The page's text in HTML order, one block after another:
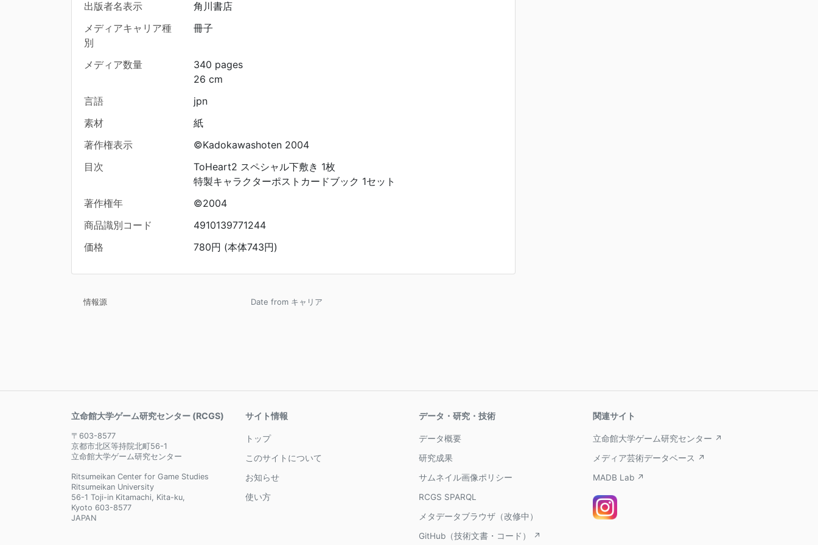
出版者名表示
角川書店
メディアキャリア種
別
冊子
メディア数量
340 pages
26 cm
言語
jpn
素材
紙
著作権表示
©Kadokawashoten 2004
目次
ToHeart2 スペシャル下敷き 1枚
特製キャラクターポストカードブック 1セット
著作権年
©2004
商品識別コード
4910139771244
価格
780円 (本体743円)
情報源 Date from キャリア
立命館大学ゲーム研究センター (RCGS)
〒603-8577
京都市北区等持院北町56-1
立命館大学ゲーム研究センター
Ritsumeikan Center for Game Studies
Ritsumeikan University
56-1 Toji-in Kitamachi, Kita-ku,
Kyoto 603-8577
JAPAN
サイト情報
トップ
このサイトについて
お知らせ
使い方
データ・研究・技術
データ概要
研究成果
サムネイル画像ポリシー
RCGS SPARQL
メタデータブラウザ（改修中）
GitHub（技術文書・コード） ↗
関連サイト
立命館大学ゲーム研究センター ↗
メディア芸術データベース ↗
MADB Lab ↗